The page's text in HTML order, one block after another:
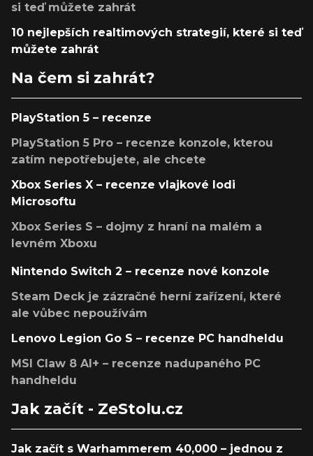
si teď můžete zahrát
10 nejlepších realtimových strategií, které si teď
můžete zahrát
Na čem si zahrát?
PlayStation 5 – recenze
PlayStation 5 Pro – recenze konzole, kterou
zatím nepotřebujete, ale chcete
Xbox Series X – recenze vlajkové lodi
Microsoftu
Xbox Series S – dojmy z hraní na malém a
levném Xboxu
Nintendo Switch 2 – recenze nové konzole
Steam Deck je zázračné herní zařízení, které
ale vůbec nepoužívám
Lenovo Legion Go S – recenze PC handheldu
MSI Claw 8 AI+ – recenze nadupaného PC
handheldu
Jak začít - ZeStolu.cz
Jak začít s Warhammerem 40,000 – jednou z